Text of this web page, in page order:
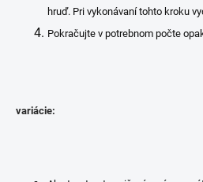
hruď. Pri vykonávaní tohto kroku
Pokračujte v potrebnom počte
variácie: